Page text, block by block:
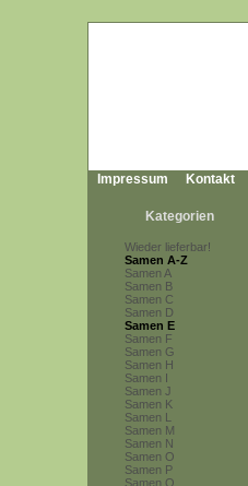
Impressum Kontakt
Kategorien
Wieder lieferbar!
Samen A-Z
Samen A
Samen B
Samen C
Samen D
Samen E
Samen F
Samen G
Samen H
Samen I
Samen J
Samen K
Samen L
Samen M
Samen N
Samen O
Samen P
Samen Q